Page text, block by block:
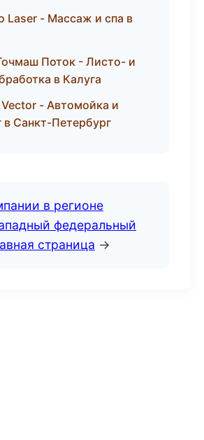
Laser - Массаж и спа в
Поток - Листо- и
в Калуга
- Автомойка и
в Санкт-Петербург
в регионе
федеральный
страница →